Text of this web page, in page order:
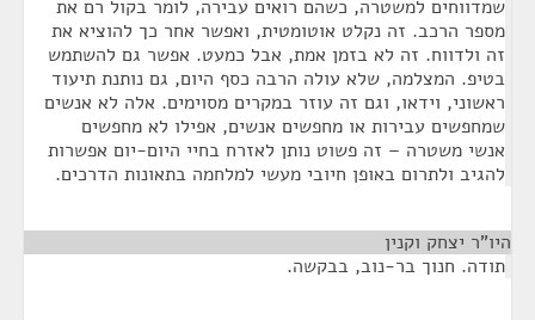
שמדווחים למשטרה, כשהם רואים עבירה, לומר בקול רם את
מספר הרכב. זה נקלט אוטומטית, ואפשר אחר כך להוציא את
זה ולדווח. זה לא בזמן אמת, אבל כמעט. אפשר גם להשתמש
בטיפ. המצלמה, שלא עולה הרבה כסף היום, גם נותנת תיעוד
ראשוני, וידאו, וגם זה עוזר במקרים מסוימים. אלה לא אנשים
שמחפשים עבירות או מחפשים אנשים, אפילו לא מחפשים
אנשי משטרה – זה פשוט נותן לאזרח בחיי היום-יום אפשרות
להגיב ולתרום באופן חיובי מעשי למלחמה בתאונות הדרכים.
היו"ר יצחק וקנין
תודה. חנוך בר-נוב, בבקשה.